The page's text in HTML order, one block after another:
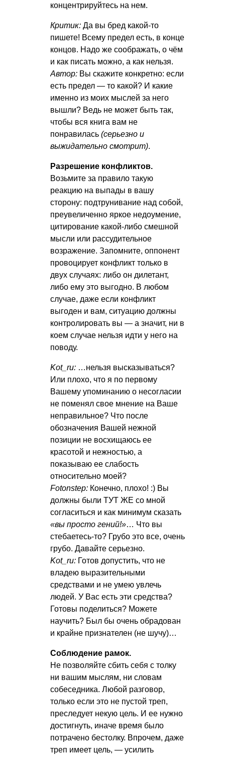
концентрируйтесь на нем.
Критик: Да вы бред какой-то
пишете! Всему предел есть, в конце
концов. Надо же соображать, о чём
и как писать можно, а как нельзя.
Автор: Вы скажите конкретно: если
есть предел — то какой? И какие
именно из моих мыслей за него
вышли? Ведь не может быть так,
чтобы вся книга вам не
понравилась (серьезно и
выжидательно смотрит).
Разрешение конфликтов.
Возьмите за правило такую
реакцию на выпады в вашу
сторону: подтрунивание над собой,
преувеличенно яркое недоумение,
цитирование какой-либо смешной
мысли или рассудительное
возражение. Запомните, оппонент
провоцирует конфликт только в
двух случаях: либо он дилетант,
либо ему это выгодно. В любом
случае, даже если конфликт
выгоден и вам, ситуацию должны
контролировать вы — а значит, ни в
коем случае нельзя идти у него на
поводу.
Kot_ru: …нельзя высказываться?
Или плохо, что я по первому
Вашему упоминанию о несогласии
не поменял свое мнение на Ваше
неправильное? Что после
обозначения Вашей нежной
позиции не восхищаюсь ее
красотой и нежностью, а
показываю ее слабость
относительно моей?
Fotonstep: Конечно, плохо! :) Вы
должны были ТУТ ЖЕ со мной
согласиться и как минимум сказать
«вы просто гений!»… Что вы
стебаетесь-то? Грубо это все, очень
грубо. Давайте серьезно.
Kot_ru: Готов допустить, что не
владею выразительными
средствами и не умею увлечь
людей. У Вас есть эти средства?
Готовы поделиться? Можете
научить? Был бы очень обрадован
и крайне признателен (не шучу)…
Соблюдение рамок.
Не позволяйте сбить себя с толку
ни вашим мыслям, ни словам
собеседника. Любой разговор,
только если это не пустой треп,
преследует некую цель. И ее нужно
достигнуть, иначе время было
потрачено бестолку. Впрочем, даже
треп имеет цель, — усилить